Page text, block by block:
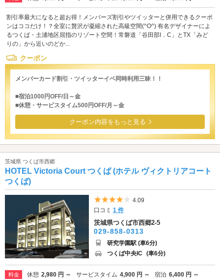
割引率最大になると超お得！メンバーズ割引やツイッターと併用できるクーポ
ンはココだけ！？全室に贅沢が凝縮された高級空間(^O^) 有名デザイナーによ
るつくば・土浦地区屈指のリゾート空間！常磐道「谷田部I．C」とTX「みど
りの」から近いのどか...
クーポン
メンバーカード割引・ツイッターイベ同時利用三昧！！
■宿泊1000円OFF/日～金
■休憩・サービスタイム500円OFF/月～金
クーポン内容をもっと見る
茨城県 つくば市西郷
HOTEL Victoria Court つくば (ホテル ヴィクトリアコート
つくば)
5つ星のうち4
4.09
口コミ1 件
茨城県つくば市西郷2-5
029-858-0313
研究学園駅 (車6分)
つくば中央IC (車6分)
料金 休憩 2,980 円 ～ サービスタイム 4,900 円 ～ 宿泊 6,400 円 ～